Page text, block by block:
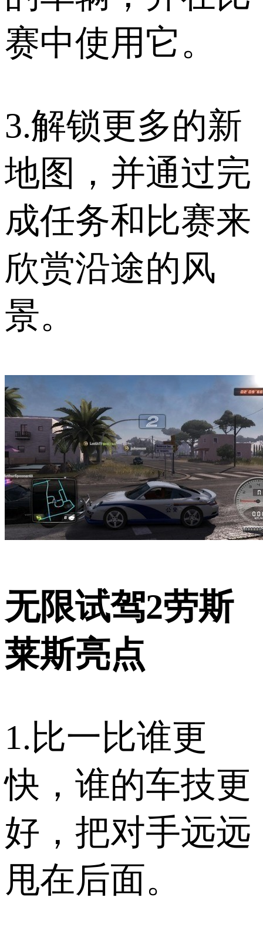
赛中使用它。
3.解锁更多的新
地图，并通过完
成任务和比赛来
欣赏沿途的风
景。
无限试驾2劳斯
莱斯亮点
1.比一比谁更
快，谁的车技更
好，把对手远远
甩在后面。